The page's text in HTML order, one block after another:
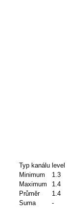
Typ kanálu level
Minimum
1.3
Maximum
1.4
Průměr
1.4
Suma
-